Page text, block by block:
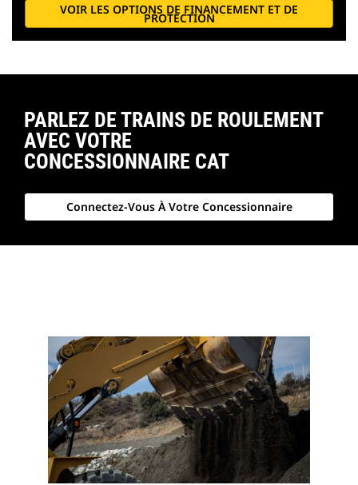
VOIR LES OPTIONS DE FINANCEMENT ET DE
PROTECTION
PARLEZ DE TRAINS DE ROULEMENT
AVEC VOTRE
CONCESSIONNAIRE CAT
Connectez-Vous À Votre Concessionnaire